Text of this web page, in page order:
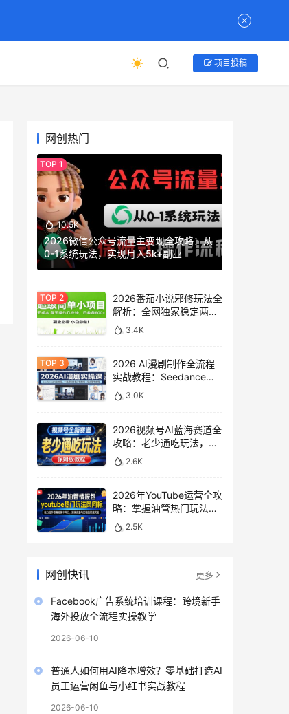
项目投稿
网创热门
10.5K
2026微信公众号流量主变现全攻略：从
0-1系统玩法，实现月入5k+副业
2026番茄小说邪修玩法全
解析：全网独家稳定两年
老项目，助你日赚
500+稿费收益
3.4K
2026 AI漫剧制作全流程
实战教程：Seedance
2.0即梦视频生成与小说
授权教学
3.0K
2026视频号AI蓝海赛道全
攻略：老少通吃玩法，零
基础保姆级副业增收教程
2.6K
2026年YouTube运营全攻
略：掌握油管热门玩法风
向标，实现流量变现双重
突破
2.5K
网创快讯 更多
Facebook广告系统培训课程：跨境新手
海外投放全流程实操教学
2026-06-10
普通人如何用AI降本增效？零基础打造AI
员工运营闲鱼与小红书实战教程
2026-06-10